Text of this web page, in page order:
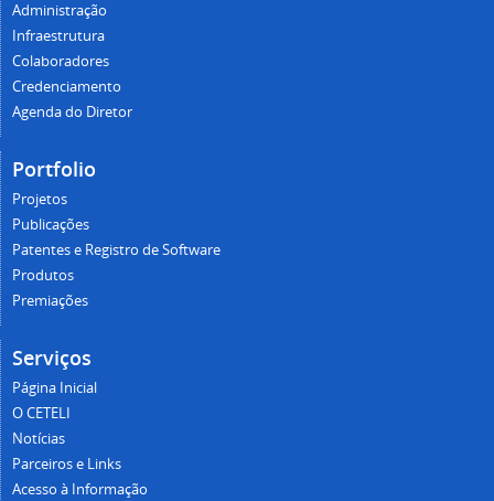
Administração
Infraestrutura
Colaboradores
Credenciamento
Agenda do Diretor
Portfolio
Projetos
Publicações
Patentes e Registro de Software
Produtos
Premiações
Serviços
Página Inicial
O CETELI
Notícias
Parceiros e Links
Acesso à Informação